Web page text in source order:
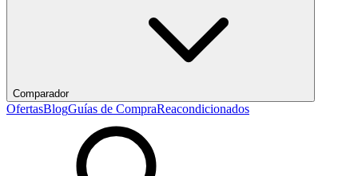
Comparador
OfertasBlogGuías de CompraReacondicionados